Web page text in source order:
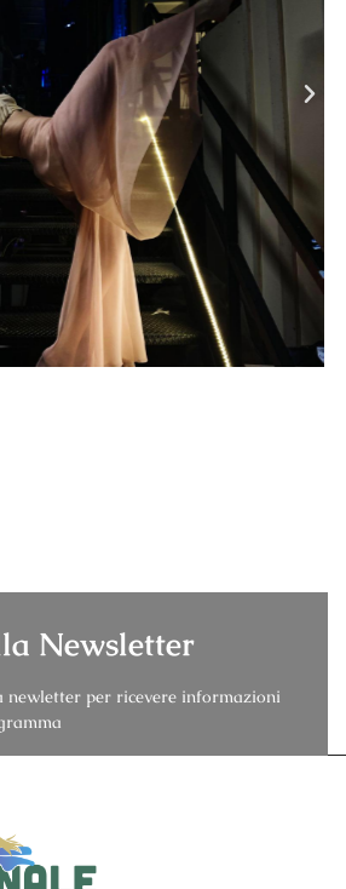
Newsletter
per ricevere informazioni